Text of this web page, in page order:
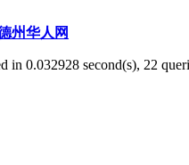
州华人网
in 0.032928 second(s), 22